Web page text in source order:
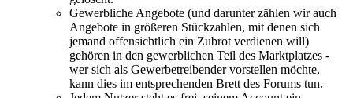
Gewerbliche Angebote (und darunter zählen wir auch
Angebote in größeren Stückzahlen, mit denen sich
jemand offensichtlich ein Zubrot verdienen will)
gehören in den gewerblichen Teil des Marktplatzes -
wer sich als Gewerbetreibender vorstellen möchte,
kann dies im entsprechenden Brett des Forums tun.